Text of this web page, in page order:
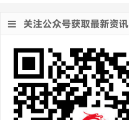
关注公众号获取最新资讯